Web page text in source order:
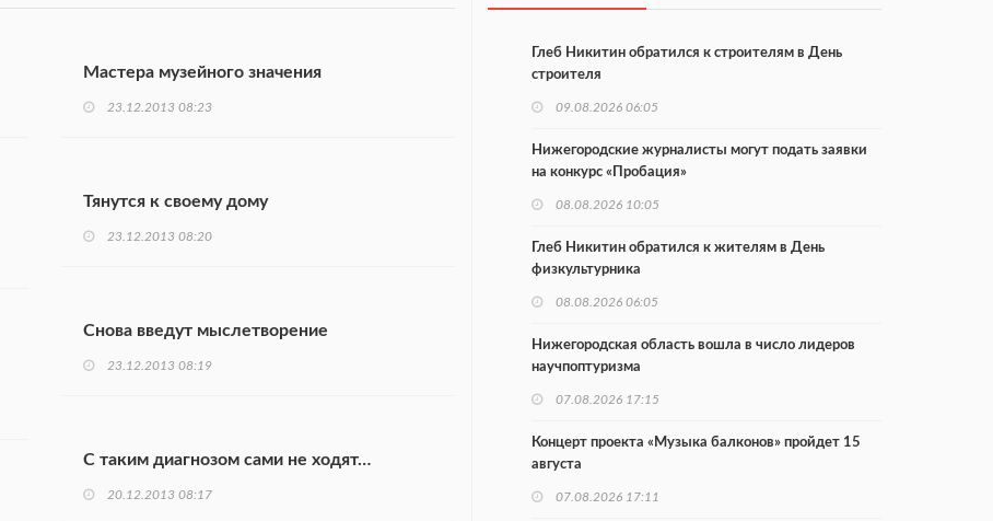
Мастера музейного значения
23.12.2013 08:23
Тянутся к своему дому
23.12.2013 08:20
Снова введут мыслетворение
23.12.2013 08:19
С таким диагнозом сами не ходят…
20.12.2013 08:17
Глеб Никитин обратился к строителям в День
строителя
09.08.2026 06:05
Нижегородские журналисты могут подать заявки
на конкурс «Пробация»
08.08.2026 10:05
Глеб Никитин обратился к жителям в День
физкультурника
08.08.2026 06:05
Нижегородская область вошла в число лидеров
научпоптуризма
07.08.2026 17:15
Концерт проекта «Музыка балконов» пройдет 15
августа
07.08.2026 17:11